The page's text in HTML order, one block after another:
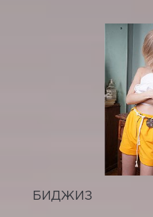
БИДЖИЗ